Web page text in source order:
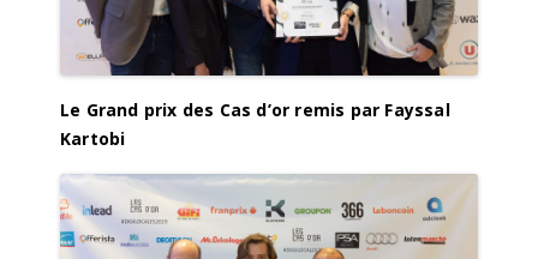
Le Grand prix des Cas d’or remis par Fayssal
Kartobi